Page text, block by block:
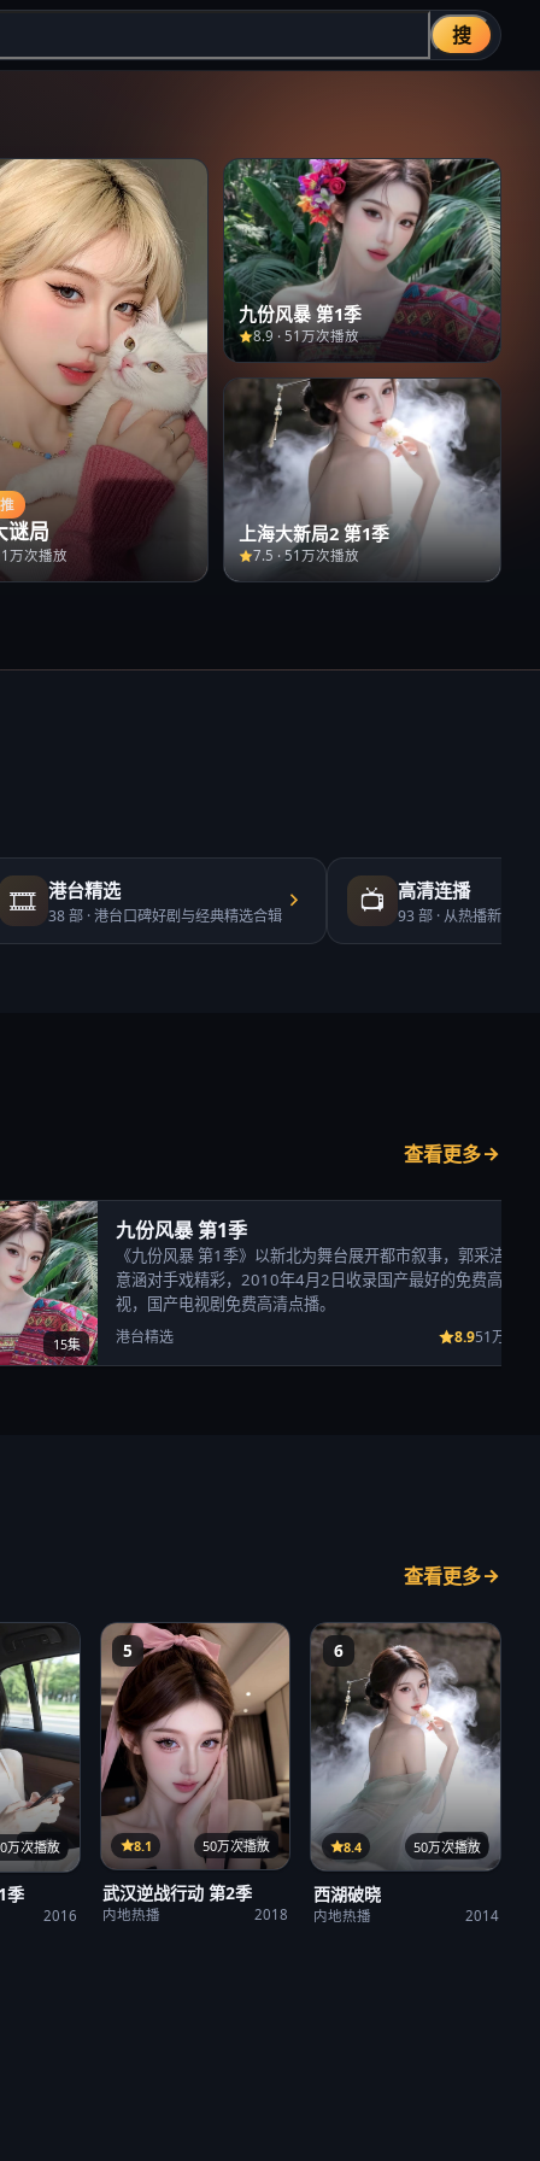
搜
谜局
万次播放
九份风暴 第1季
8.9 ·51万次播放
上海大新局2 第1季
7.5 ·51万次播放
🎞️ 港台精选
38部 ·港台口碑好剧与经典精选合辑 📺 高清连播
93部 · 从热播新剧到
查看更多
15集
九份风暴 第1季
《九份风暴 第1季》以新北为舞台展开都市叙事，郭采洁、陈
意涵对手戏精彩，2010年4月2日收录国产最好的免费高清电
视，国产电视剧免费高清点播。
港台精选 8.951万次播
查看更多
21集
万次播放
季
2016
5
31集
8.1 50万次播放
武汉逆战行动 第2季
内地热播 2018
6
36集
8.4 50万次播放
西湖破晓
内地热播 2014